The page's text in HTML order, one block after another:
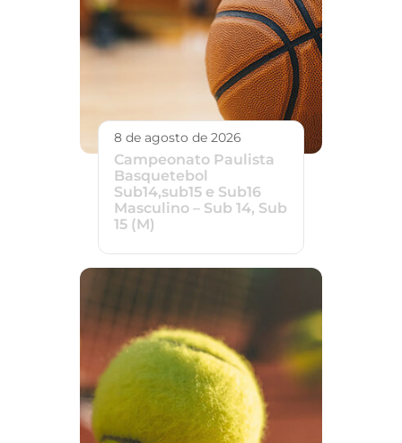
8 de agosto de 2026
Campeonato Paulista
Basquetebol
Sub14,sub15 e Sub16
Masculino – Sub 14, Sub
15 (M)